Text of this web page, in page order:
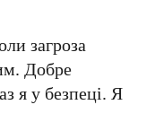
загроза
Добре
я у безпеці. Я